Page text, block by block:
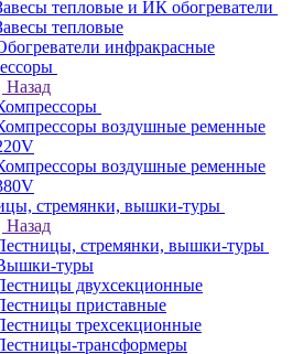
тепловые и ИК обогреватели
тепловые
инфракрасные
Назад
воздушные ременные
воздушные ременные
стремянки, вышки-туры
Назад
стремянки, вышки-туры
туры
двухсекционные
приставные
трехсекционные
трансформеры